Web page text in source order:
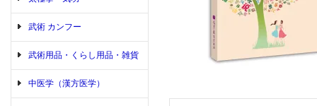
武術 カンフー
武術用品・くらし用品・雑貨
中医学（漢方医学）